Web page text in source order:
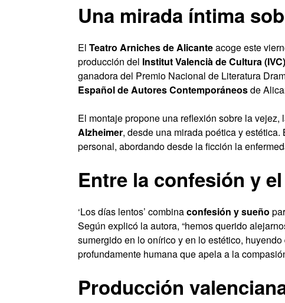
Una mirada íntima
El Teatro Arniches de Alicanteacoge este
producción del Institut Valencià de Cultura (IVC)
ganadora del Premio Nacional de Literatura
Español de Autores Contemporáneosde
El montaje propone una reflexión sobre la
Alzheimer, desde una mirada poética y
personal, abordando desde la ficción la
Entre la confesión y
‘Los días lentos’ combinaconfesión y sueño
Según explicó la autora, “hemos querido
sumergido en lo onírico y en lo estético,
profundamente humana que apela a la
Producción